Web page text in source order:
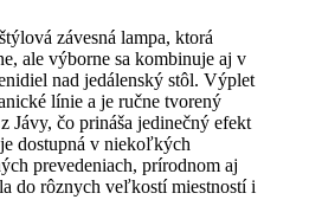
závesná lampa, ktorá
ale výborne sa kombinuje aj v
nad jedálenský stôl. Výplet
línie a je ručne tvorený
Jávy, čo prináša jedinečný efekt
dostupná v niekoľkých
prevedeniach, prírodnom aj
do rôznych veľkostí miestností i